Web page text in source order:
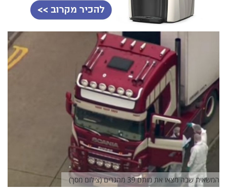
המשאית שבה מצאו את מותם 39 מהגרים (צילום מסך)